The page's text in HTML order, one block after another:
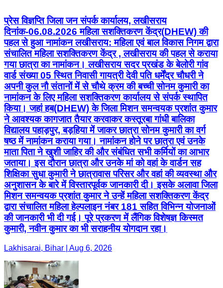
प्रेस विज्ञप्ति जिला जन संपर्क कार्यालय, लखीसराय
दिनांक-06.08.2026 महिला सशक्तिकरण केंद्र(DHEW) की
पहल से हुआ नामांकन लखीसराय: महिला एवं बाल विकास निगम द्वारा
संचालित महिला सशक्तिकरण केंद्र , लखीसराय की पहल से कराया
गया छात्रा का नामांकन। लखीसराय सदर प्रखंड के बेलोरी गांव
वार्ड संख्या 05 स्थित निवासी गायत्री देवी पति धर्मेंद्र चौधरी ने
अपनी कुल नौ संतानों में से चौथे क्रम की बच्ची सोनम कुमारी का
नामांकन के लिए महिला सशक्तिकरण कार्यालय से संपर्क स्थापित
किया। जहां हब(DHEW) के जिला मिशन समन्वयक प्रशांत कुमार
ने आवश्यक कागजात तैयार करवाकर कस्तूरबा गांधी बालिका
विद्यालय पहाड़पुर, बड़हिया में जाकर छात्रा सोनम कुमारी का वर्ग
षष्ठ में नामांकन कराया गया। नामांकन होने पर छात्रा एवं उनके
माता पिता ने खुशी जाहिर की और संबंधित सभी कर्मियों का आभार
जताया। इस दौरान छात्रा और उनके मां को वहां के वार्डन सह
शिक्षिका सुधा कुमारी ने छात्रावास परिसर और वहां की व्यवस्था और
अनुशासन के बारे में विस्तारपूर्वक जानकारी दी। इसके अलावा जिला
मिशन समन्वयक प्रशांत कुमार ने उन्हें महिला सशक्तिकरण केंद्र
द्वारा संचालित महिला हेल्पलाइन नंबर 181 सहित विभिन्न योजनाओं
की जानकारी भी दी गई। पूरे प्रकरण में लैंगिक विशेषज्ञ किस्मत
कुमारी, नवीन कुमार का भी सराहनीय योगदान रहा।
Lakhisarai, Bihar | Aug 6, 2026